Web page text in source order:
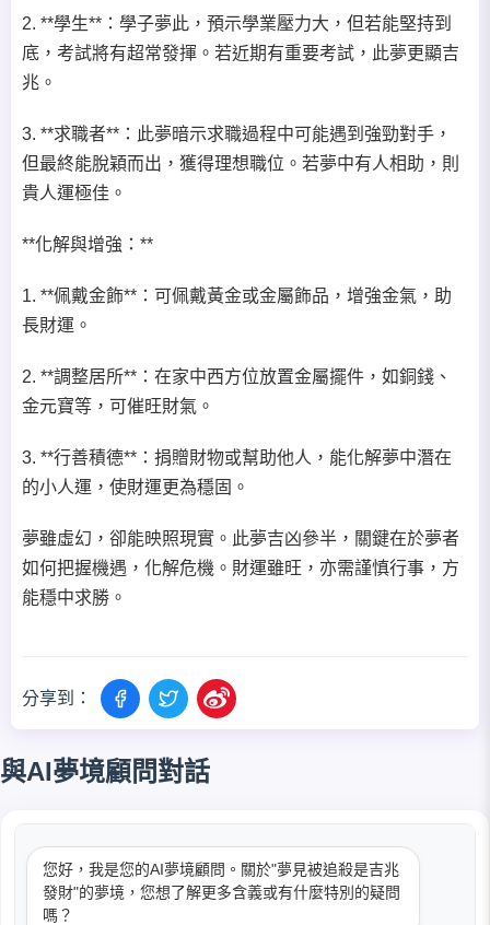
2. **學生**：學子夢此，預示學業壓力大，但若能堅持到
底，考試將有超常發揮。若近期有重要考試，此夢更顯吉
兆。
3. **求職者**：此夢暗示求職過程中可能遇到強勁對手，
但最終能脫穎而出，獲得理想職位。若夢中有人相助，則
貴人運極佳。
**化解與增強：**
1. **佩戴金飾**：可佩戴黃金或金屬飾品，增強金氣，助
長財運。
2. **調整居所**：在家中西方位放置金屬擺件，如銅錢、
金元寶等，可催旺財氣。
3. **行善積德**：捐贈財物或幫助他人，能化解夢中潛在
的小人運，使財運更為穩固。
夢雖虛幻，卻能映照現實。此夢吉凶參半，關鍵在於夢者
如何把握機遇，化解危機。財運雖旺，亦需謹慎行事，方
能穩中求勝。
分享到：
與AI夢境顧問對話
您好，我是您的AI夢境顧問。關於"夢見被追殺是吉兆
發財"的夢境，您想了解更多含義或有什麼特別的疑問
嗎？